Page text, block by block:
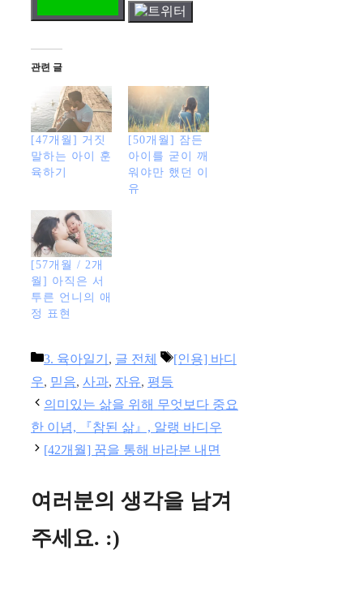
관련 글
[47개월] 거짓
말하는 아이 훈
육하기
[50개월] 잠든
아이를 굳이 깨
워야만 했던 이
유
[57개월 / 2개
월] 아직은 서
투른 언니의 애
정 표현
카
테
고
리
3. 육아일기 , 글 전체
태
[인용] 바디
우, 믿음, 사과, 자유, 평등
의미있는 삶을 위해 무엇보다 중요
한 이념, 『참된 삶』, 알랭 바디우
[42개월] 꿈을 통해 바라본 내면
여러분의 생각을 남겨
주세요. :)